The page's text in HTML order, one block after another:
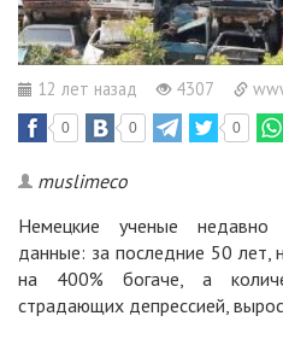
12 лет назад 4307
0 0 0
muslimeco
Немецкие ученые недавно
данные: за последние 50 лет,
на 400% богаче, а
страдающих депрессией,